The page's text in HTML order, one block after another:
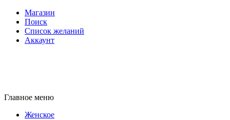
Магазин
Поиск
Список желаний
Аккаунт
Главное меню
Женское